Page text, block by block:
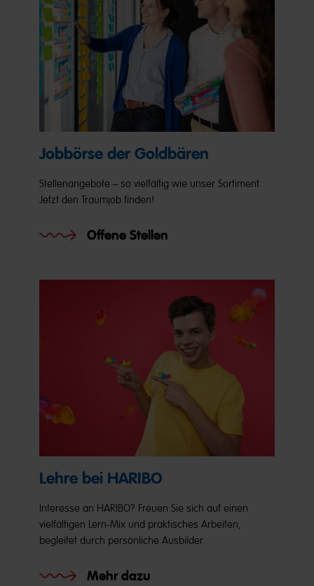
Jobbörse der Goldbären
Stellenangebote – so vielfältig wie unser Sortiment.
Jetzt den Traumjob finden!
Offene Stellen
Lehre bei HARIBO
Interesse an HARIBO? Freuen Sie sich auf einen
vielfältigen Lern-Mix und praktisches Arbeiten,
begleitet durch persönliche Ausbilder.
Mehr dazu